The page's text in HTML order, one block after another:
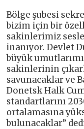
Bölge şubesi
bizim için bir
sakinlerimiz
inanıyor. Devlet
büyük
sakinlerinin
savunacaklar ve
Donetsk Halk
standartlarını
ortalamasına
bulunacaklar”